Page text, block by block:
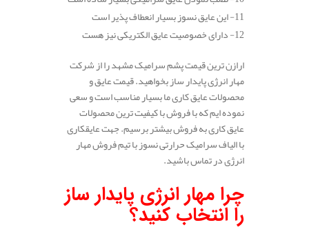
11- این عایق نسوز بسیار انعطاف پذیر است
12- دارای خصوصیت عایق الکتریکی نیز هست
ارازن ترین قیمت پشم سرامیک مشهد را از شرکت
مهار انرژی پایدار ساز بخواهید. قیمت عایق و
محصولات عایق کاری ما بسیار مناسب است و سعی
نموده ایم که با فروش با کیفیت ترین محصولات
عایق کاری به فروش بیشتر برسیم. جهت عایقکاری
با الیاف سرامیک حرارتی نسوز با تیم فروش مهار
انرژی در تماس باشید.
چرا مهار انرژی پایدار ساز
را انتخاب کنید؟